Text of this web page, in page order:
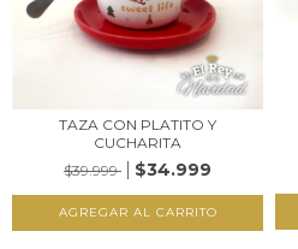
TAZA CON PLATITO Y
CUCHARITA
$39.999
$34.999
AGREGAR AL CARRITO